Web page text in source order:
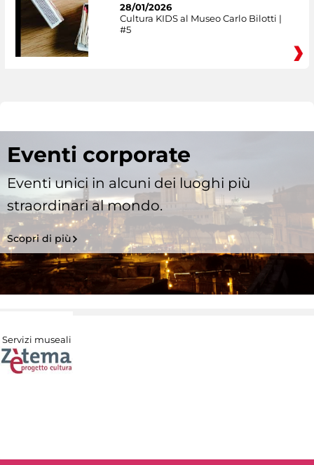
28/01/2026
Cultura KIDS al Museo Carlo Bilotti |
#5
Eventi corporate
Eventi unici in alcuni dei luoghi più
straordinari al mondo.
Scopri di più
Servizi museali